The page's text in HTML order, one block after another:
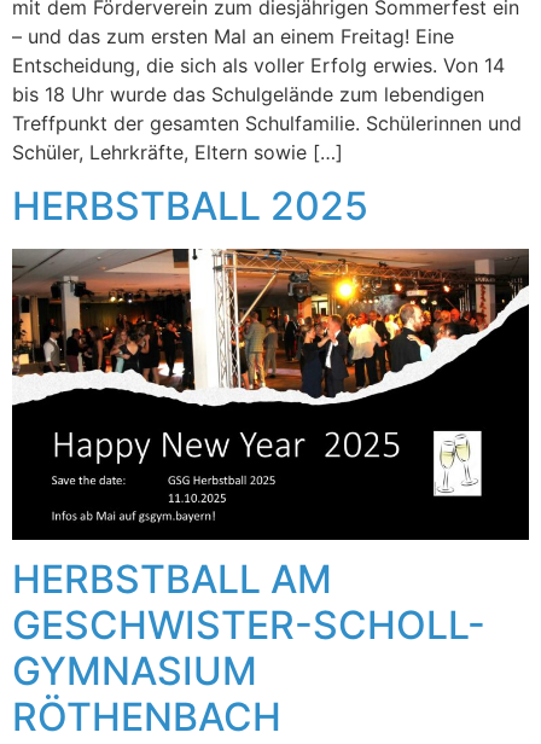
mit dem Förderverein zum diesjährigen Sommerfest ein
– und das zum ersten Mal an einem Freitag! Eine
Entscheidung, die sich als voller Erfolg erwies. Von 14
bis 18 Uhr wurde das Schulgelände zum lebendigen
Treffpunkt der gesamten Schulfamilie. Schülerinnen und
Schüler, Lehrkräfte, Eltern sowie […]
HERBSTBALL 2025
HERBSTBALL AM
GESCHWISTER-SCHOLL-
GYMNASIUM
RÖTHENBACH